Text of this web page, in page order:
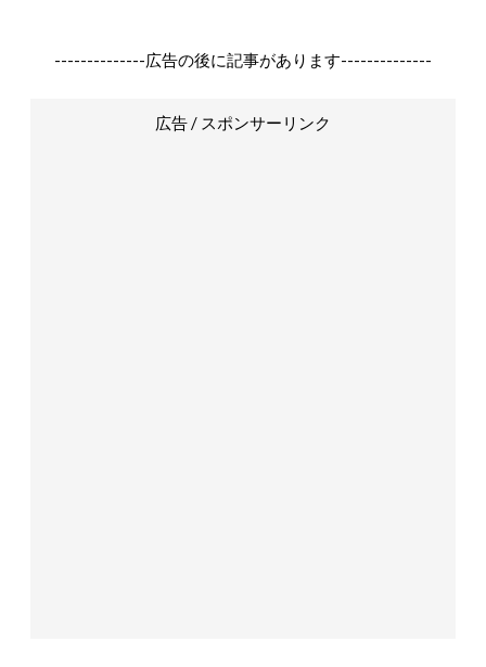
--------------広告の後に記事があります--------------
広告 / スポンサーリンク